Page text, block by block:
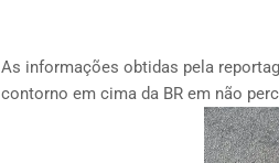
As informações obtidas pela
contorno em cima da BR em não